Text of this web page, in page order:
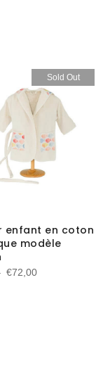
Sold Out
enfant en coton
modèle
€72,00Plage